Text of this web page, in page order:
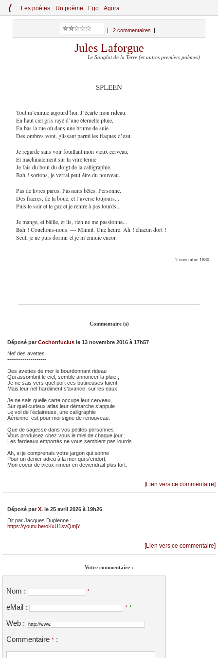
{ Les poètes Un poème Ego Agora
2 commentaires
Jules Laforgue
Le Sanglot de la Terre (et autres premiers poèmes)
SPLEEN
Tout m’ennuie aujourd’hui. J’écarte mon rideau.
En haut ciel gris rayé d’une éternelle pluie,
En bas la rue où dans une brume de suie
Des ombres vont, glissant parmi les flaques d’eau.
Je regarde sans voir fouillant mon vieux cerveau,
Et machinalement sur la vitre ternie
Je fais du bout du doigt de la calligraphie.
Bah ! sortons, je verrai peut-être du nouveau.
Pas de livres parus. Passants bêtes. Personne.
Des fiacres, de la boue, et l’averse toujours...
Puis le soir et le gaz et je rentre à pas lourds...
Je mange, et bâille, et lis, rien ne me passionne...
Bah ! Couchons-nous. — Minuit. Une heure. Ah ! chacun dort !
Seul, je ne puis dormir et je m’ennuie encor.
7 novembre 1880.
Commentaire (s)
Déposé par Cochonfucius le 13 novembre 2016 à 17h57
Nef des avettes
--------------------
Des avettes de mer le bourdonnant rideau
Qui assombrit le ciel, semble annoncer la pluie ;
Je ne sais vers quel port ces butineuses fuient,
Mais leur nef hardiment s’avance sur les eaux.
Je ne sais quelle carte occupe leur cerveau,
Sur quel curieux atlas leur démarche s’appuie ;
Le vol de l’éclaireuse, une calligraphie
Aérienne, est pour moi signe de renouveau.
Que de sagesse dans vos petites personnes !
Vous produisez chez vous le miel de chaque jour ;
Les fardeaux emportés ne vous semblent pas lourds.
Ah, si je comprenais votre jargon qui sonne
Pour un denier adieu à la mer qui s’endort,
Mon coeur de vieux rimeur en deviendrait plus fort.
[Lien vers ce commentaire]
Déposé par X. le 25 avril 2026 à 19h26
Dit par Jacques Duplenne :
https://youtu.be/oKxU1svQmjY
[Lien vers ce commentaire]
Votre commentaire :
Nom : *
eMail : * *
Web :
Commentaire * :